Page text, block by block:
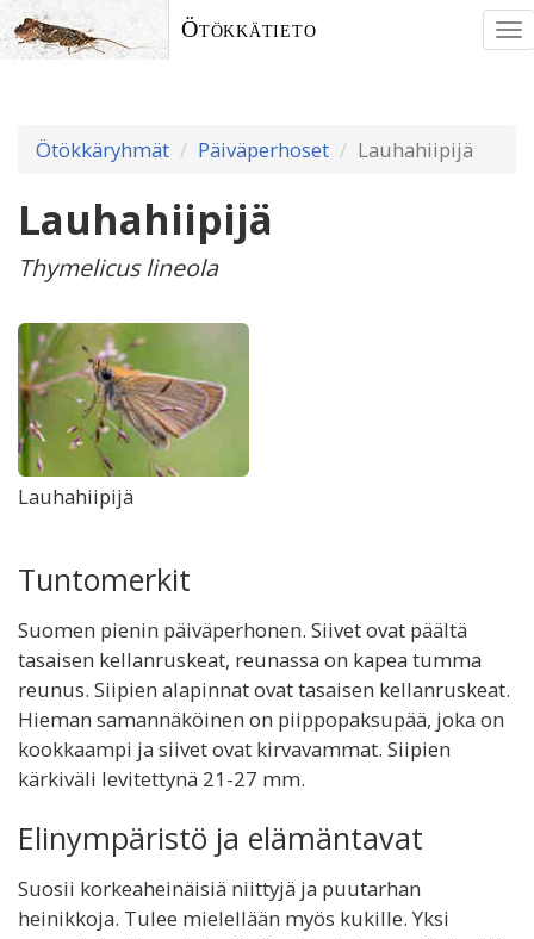
Ötökkätieto
Ötökkäryhmät Päiväperhoset Lauhahiipijä
Lauhahiipijä
Thymelicus lineola
Lauhahiipijä
Tuntomerkit
Suomen pienin päiväperhonen. Siivet ovat päältä
tasaisen kellanruskeat, reunassa on kapea tumma
reunus. Siipien alapinnat ovat tasaisen kellanruskeat.
Hieman samannäköinen on piippopaksupää, joka on
kookkaampi ja siivet ovat kirvavammat. Siipien
kärkiväli levitettynä 21-27 mm.
Elinympäristö ja elämäntavat
Suosii korkeaheinäisiä niittyjä ja puutarhan
heinikkoja. Tulee mielellään myös kukille. Yksi